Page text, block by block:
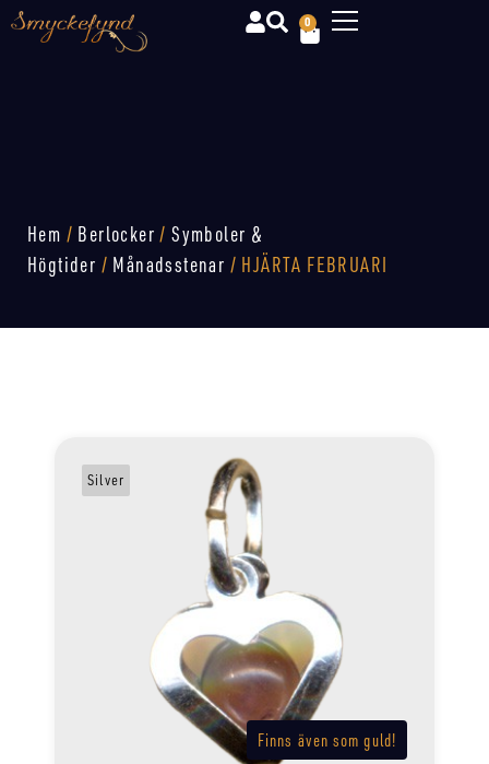
0
Hem / Berlocker /Symboler &
Högtider / Månadsstenar / HJÄRTA FEBRUARI
Finns även som guld!
Silver